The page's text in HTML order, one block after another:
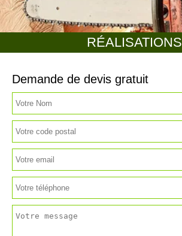
RÉALISATIONS
Demande de devis gratuit